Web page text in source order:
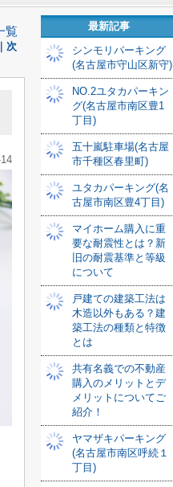
覧
次
最新記事
シンモリパーキング
(名古屋市守山区新守)
NO.2ユタカパーキン
グ(名古屋市南区豊1
丁目)
五十嵐駐車場(名古屋
市千種区春里町)
ユタカパーキング(名
古屋市南区豊4丁目)
マイホーム購入に重
要な耐震性とは？新
旧の耐震基準と等級
について
戸建ての建築工法は
木造以外もある？建
築工法の種類と特徴
とは
共有名義での不動産
購入のメリットとデ
メリットについてご
紹介！
ヤマザキパーキング
(名古屋市南区呼続１
丁目)